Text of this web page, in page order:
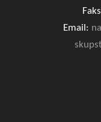
Email: